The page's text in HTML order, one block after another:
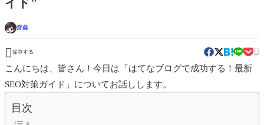
イド"
齋藤
 保存する 
こんにちは、皆さん！今日は「はてなブログで成功する！最新
SEO対策ガイド」についてお話しします。
目次